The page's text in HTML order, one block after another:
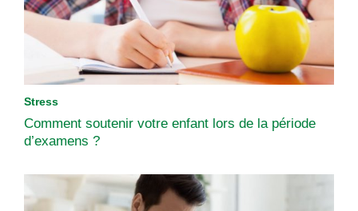
Stress
Comment soutenir votre enfant lors de la période
d’examens ?